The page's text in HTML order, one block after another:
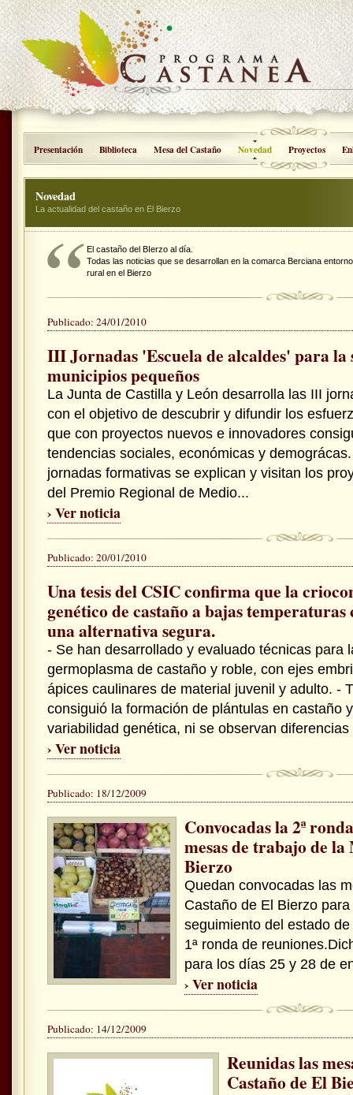
Presentación Biblioteca Mesa del Castaño Novedad Proyectos
Novedad
La actualidad del castaño en El Bierzo
El castaño del BIerzo al día.
Todas las noticias que se desarrollan en la comarca Berciana
rural en el Bierzo
Publicado: 24/01/2010
III Jornadas 'Escuela de alcaldes' para la
municipios pequeños
La Junta de Castilla y León desarrolla las III
con el objetivo de descubrir y difundir los
que con proyectos nuevos e innovadores
tendencias sociales, económicas y
jornadas formativas se explican y visitan los
del Premio Regional de Medio...
› Ver noticia
Publicado: 20/01/2010
Una tesis del CSIC confirma que la
genético de castaño a bajas
una alternativa segura.
- Se han desarrollado y evaluado técnicas para
germoplasma de castaño y roble, con ejes
ápices caulinares de material juvenil y adulto. -
consiguió la formación de plántulas en castaño
variabilidad genética, ni se observan
› Ver noticia
Publicado: 18/12/2009
Convocadas la 2ª
mesas de trabajo de
Bierzo
Quedan convocadas las
Castaño de El Bierzo
seguimiento del estado
1ª ronda de
para los días 25 y 28 de
› Ver noticia
Publicado: 14/12/2009
Reunidas las
Castaño de El